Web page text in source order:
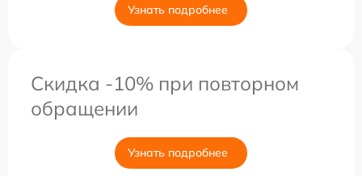
Узнать подробнее
Скидка -10% при повторном
обращении
Узнать подробнее